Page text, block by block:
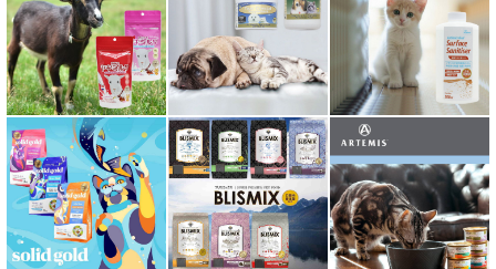
ミルク本舗
ムーラムーラ Moora Moora
ルイトモ RUITOMO
ロザイボトル
ロッカ ROKKA